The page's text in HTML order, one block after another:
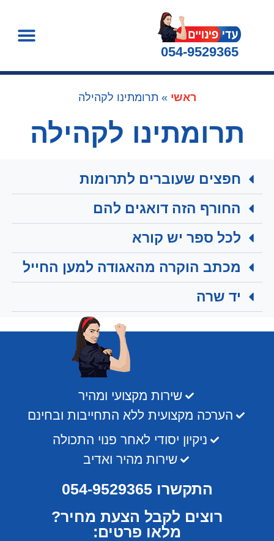
054-9529365
ראשי » תרומתינו לקהילה
תרומתינו לקהילה
חפצים שעוברים לתרומות
החורף הזה דואגים להם
לכל ספר יש קורא
מכתב הוקרה מהאגודה למען החייל
יד שרה
שירות מקצועי ומהיר
הערכה מקצועית ללא התחייבות ובחינם
ניקיון יסודי לאחר פנוי התכולה
שירות מהיר ואדיב
התקשרו 054-9529365
רוצים לקבל הצעת מחיר?
מלאו פרטים: